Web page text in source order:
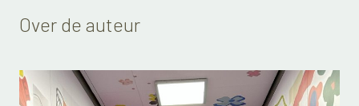
Over de auteur